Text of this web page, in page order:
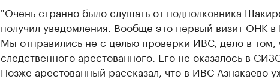
"Очень странно было слушать от подполковника
получил уведомления. Вообще это первый визит ОНК в
Мы отправились не с целью проверки ИВС, дело в том,
следственного арестованного. Его не оказалось в
Позже арестованный рассказал, что в ИВС Азнакаево